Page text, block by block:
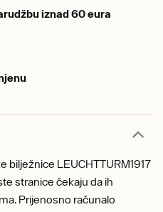
iznad 60 eura
bilježnice LEUCHTTURM1917
stranice čekaju da ih
Prijenosno računalo